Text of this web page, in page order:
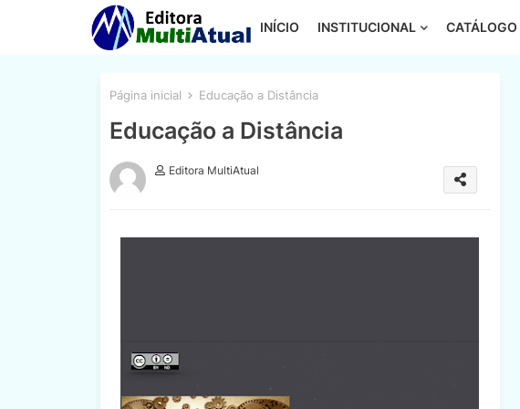
INÍCIO INSTITUCIONAL CATÁLOGO
Página inicial Educação a Distância
Educação a Distância
Editora MultiAtual